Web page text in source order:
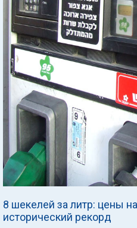
8 шекелей за литр: цены
исторический рекорд